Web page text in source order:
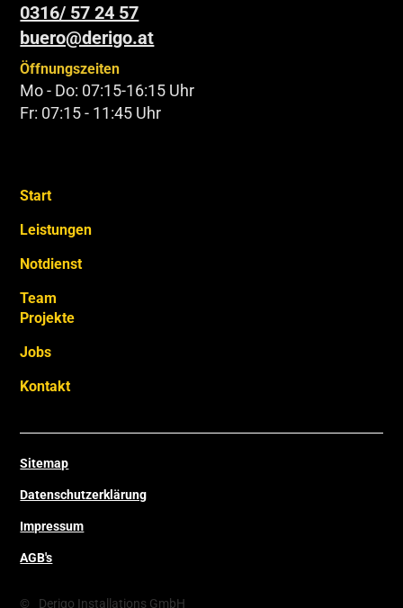
0316/ 57 24 57
buero@derigo.at
Öffnungszeiten
Mo - Do: 07:15-16:15 Uhr
Fr: 07:15 - 11:45 Uhr
Start
Leistungen
Notdienst
Team
Projekte
Jobs
Kontakt
Sitemap
Datenschutzerklärung
Impressum
AGB's
© Derigo Installations GmbH